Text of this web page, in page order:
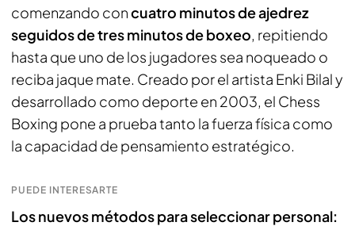
comenzando concuatro minutos de ajedrez
seguidos de tres minutos de boxeo, repitiendo
hasta que uno de los jugadores sea noqueado o
reciba jaque mate. Creado por el artista Enki Bilal y
desarrollado como deporte en 2003, el Chess
Boxing pone a prueba tanto la fuerza física como
la capacidad de pensamiento estratégico.
PUEDE INTERESARTE
Los nuevos métodos para seleccionar personal: